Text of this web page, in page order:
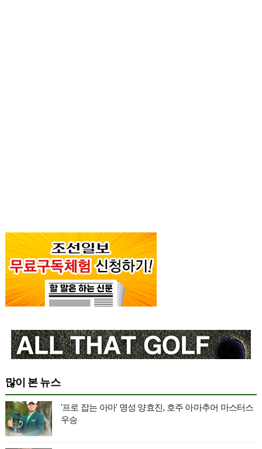
많이 본 뉴스
'프로 잡는 아마' 명성 양효진, 호주 아마추어 마스터스
우승